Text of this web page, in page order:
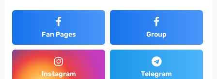
Fan Pages Group
Instagram Telegram